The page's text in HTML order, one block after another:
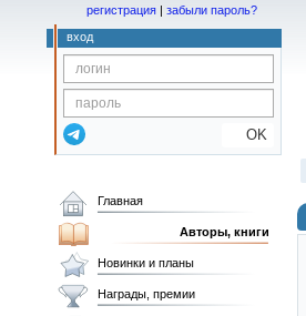
регистрация | забыли пароль?
вход
OK
Главная
Авторы, книги
Новинки и планы
Награды, премии